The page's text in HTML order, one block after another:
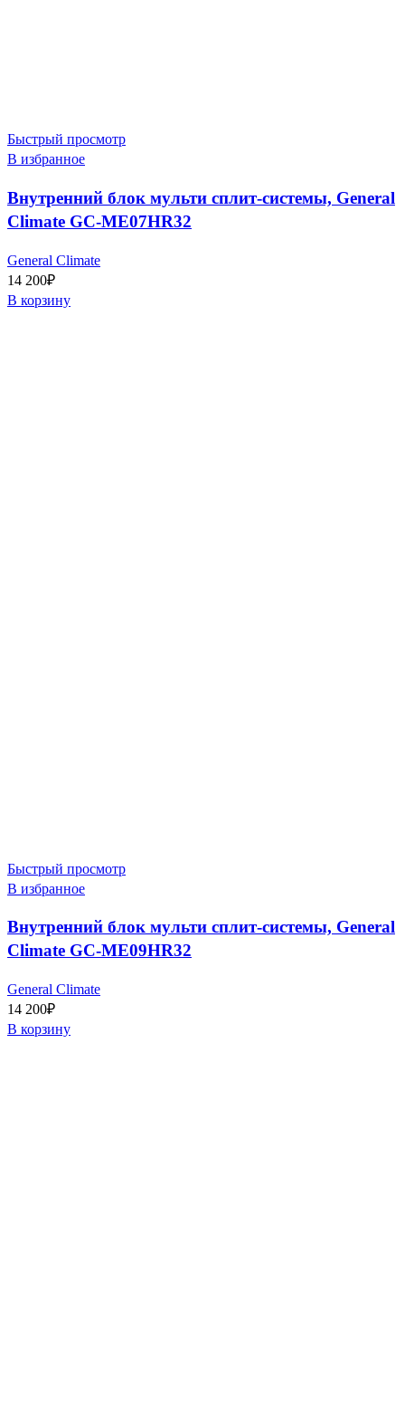
Быстрый просмотр
В избранное
Внутренний блок мульти сплит-системы, General
Climate GC-ME07HR32
General Climate
14 200₽
В корзину
Быстрый просмотр
В избранное
Внутренний блок мульти сплит-системы, General
Climate GC-ME09HR32
General Climate
14 200₽
В корзину